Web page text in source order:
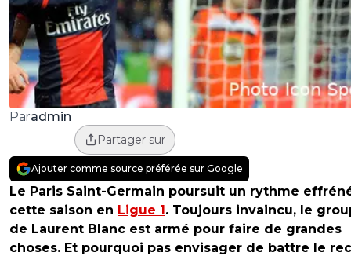
Paradmin
Partager sur
Ajouter comme source préférée sur Google
Le Paris Saint-Germain poursuit un rythme
cette saison en Ligue 1. Toujours invaincu, le
de Laurent Blanc est armé pour faire de grandes
choses. Et pourquoi pas envisager de battre le